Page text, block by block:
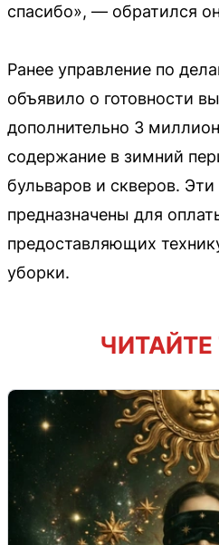
спасибо», — обратился
Ранее управление по
объявило о готовности
дополнительно 3
содержание в зимний
бульваров и скверов. Эти
предназначены для
предоставляющих
уборки.